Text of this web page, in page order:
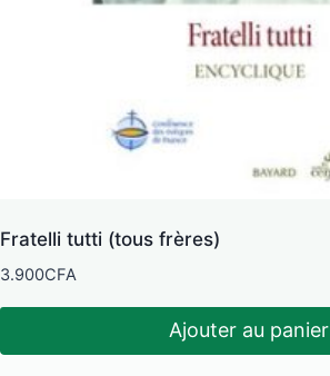
Fratelli tutti (tous frères)
3.900CFA
Ajouter au panier